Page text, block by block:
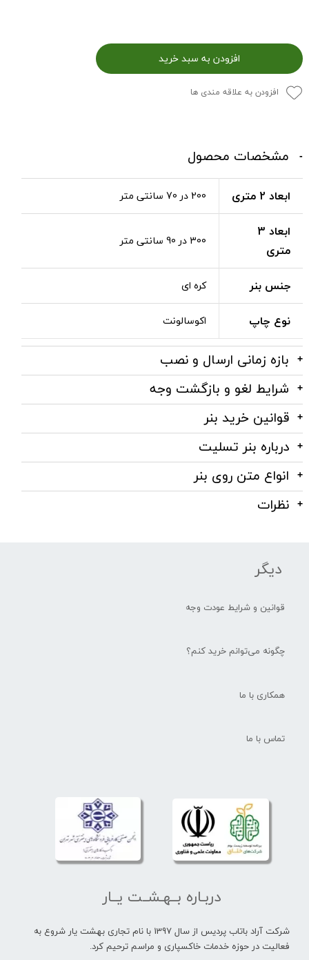
افزودن به سبد خرید
افزودن به علاقه مندی ها
مشخصات محصول
ابعاد 2 متری 200 در 70 سانتی متر
ابعاد 3
متری
300 در 90 سانتی متر
جنس بنر کره ای
نوع چاپ اکوسالونت
بازه زمانی ارسال و نصب
شرایط لغو و بازگشت وجه
قوانین خرید بنر
درباره بنر تسلیت
انواع متن روی بنر
نظرات
دیگر
قوانین و شرایط عودت وجه
چگونه می‌توانم خرید کنم؟
همکاری با ما
تماس با ما
دربـاره بــهـشــت یــار
شرکت آراد باتاب پردیس از سال 1397 با نام تجاری بهشت یار شروع به
فعالیت در حوزه خدمات خاکسپاری و مراسم ترحیم کرد.